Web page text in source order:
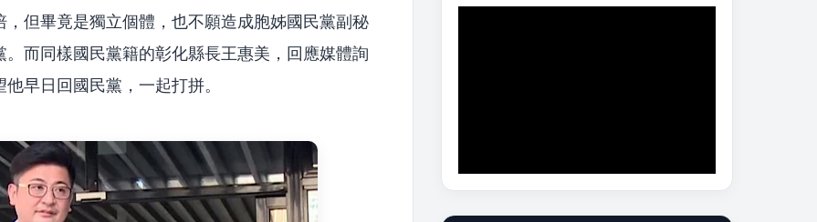
但畢竟是獨立個體，也不願造成胞姊國民黨副秘
而同樣國民黨籍的彰化縣長王惠美，回應媒體詢
早日回國民黨，一起打拼。